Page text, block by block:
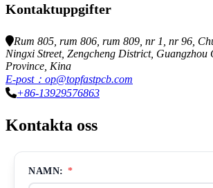
Kontaktuppgifter
Rum 805, rum 806, rum 809, nr 1, nr 96,
Ningxi Street, Zengcheng District, Guangzhou
Province, Kina
E-post：op@topfastpcb.com
+86-13929576863
Kontakta oss
NAMN: *